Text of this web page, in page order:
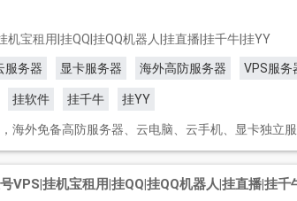
宝租用|挂QQ|挂QQ机器人|挂直播|挂千牛|挂YY
服务器 显卡服务器 海外高防服务器 VPS服务
挂软件 挂千牛 挂YY
外免备高防服务器、云电脑、云手机、显卡独立
挂机宝租用|挂QQ|挂QQ机器人|挂直播|挂千